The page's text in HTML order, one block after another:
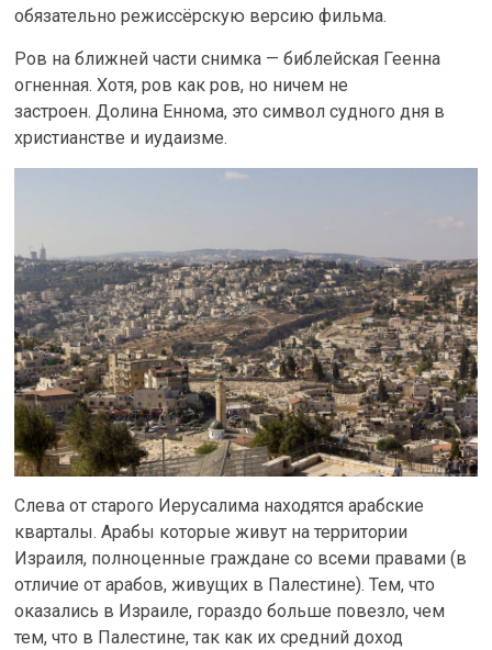
обязательно режиссёрскую версию фильма.
Ров на ближней части снимка — библейская Геенна
огненная. Хотя, ров как ров, но ничем не
застроен.Долина Еннома, это символ судного дня в
христианстве и иудаизме.
Слева от старого Иерусалима находятся арабские
кварталы. Арабы которые живут на территории
Израиля, полноценные граждане со всеми правами (в
отличие от арабов, живущих в Палестине). Тем, что
оказались в Израиле, гораздо больше повезло, чем
тем, что в Палестине, так как их средний доход